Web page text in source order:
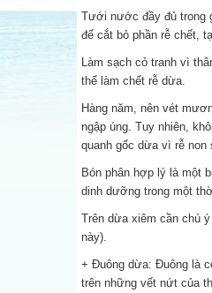
Tưới nước đầy đủ trong
để cắt bỏ phần rễ chết,
Làm sạch cỏ tranh vì
thể làm chết rễ dừa.
Hàng năm, nên vét
ngập úng. Tuy nhiên,
quanh gốc dừa vì rễ
Bón phân hợp lý là một
dinh dưỡng trong một
Trên dừa xiêm cần chú
này).
+ Đuông dừa: Đuông là
trên những vết nứt của